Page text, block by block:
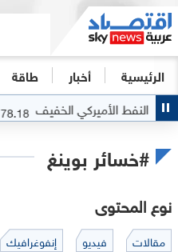
الرئيسية أخبار طاقة
النفط الأميركي الخفيف 78.18
0
#خسائر بوينغ
نوع المحتوى
مقالات فيديو إنفوغرافيك